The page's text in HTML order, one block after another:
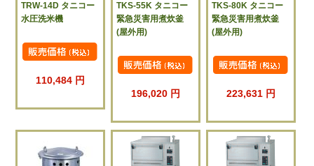
TRW-14D タニコー
水圧洗米機
110,484 円
TKS-55K タニコー
緊急災害用煮炊釜
(屋外用)
196,020 円
TKS-80K タニコー
緊急災害用煮炊釜
(屋外用)
223,631 円